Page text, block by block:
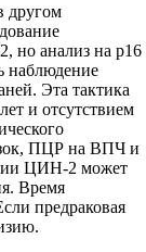
другом
но анализ на p16
наблюдение
Эта тактика
и отсутствием
ПЦР на ВПЧ и
ЦИН-2 может
Время
предраковая